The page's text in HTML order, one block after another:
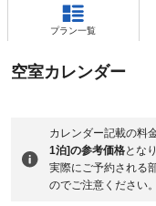
プラン一覧
空室カレンダー
カレンダー記載の料
1泊]の参考価格とな
実際にご予約される
のでご注意ください。